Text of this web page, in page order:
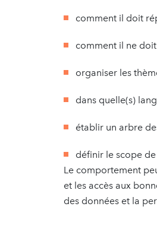
comment il doit
comment il ne
organiser les
dans quelle(s)
établir un arbre
définir le scope de
Le comportement
et les accès aux
des données et la